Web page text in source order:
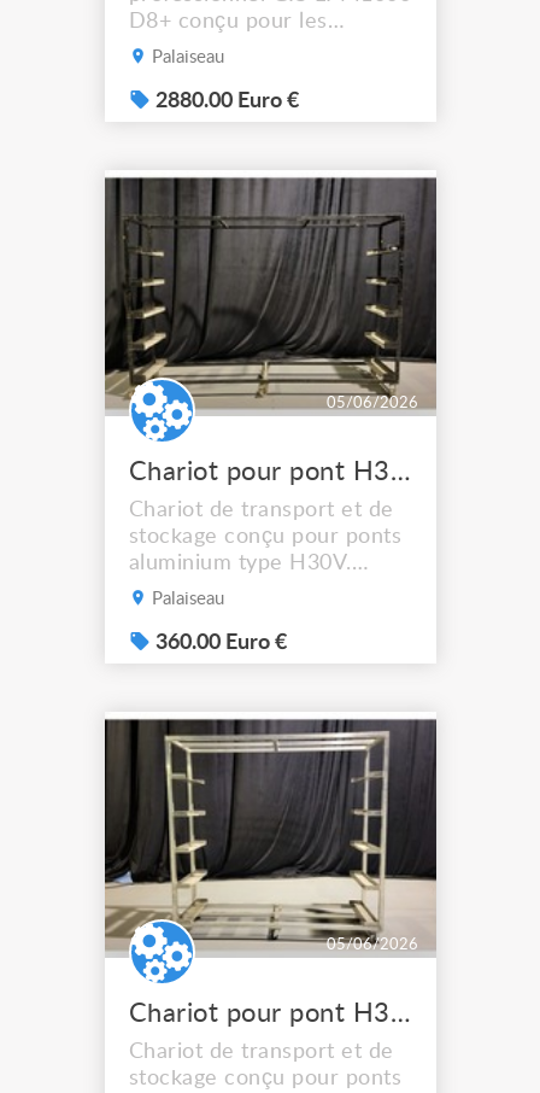
D8+ conçu pour les
applications scéniques et
nécessitant sécurité et
fiabilité. Équipé d’un double
en tension directe et d’une
protection IP65, il convient
parfaitement au levage de
structures, moteurs lumière
ou éq...
Palaiseau
2880.00 Euro €
05/06/2026
Chariot pour pont H30V Grand modèle 3 m
Chariot de transport et de
stockage conçu pour ponts
aluminium type H30V.
Format grande longueur
la manutention de
structures de 3 mètres en
entrepôt. Caractéristiques
physiques Longueur : 318
cm Largeur : 59,8 cm
Hauteur : 195,6 cm sans
roues 211,3 ...
Palaiseau
360.00 Euro €
05/06/2026
Chariot pour pont H30V Petit modèle 2 m
Chariot de transport et de
stockage conçu pour ponts